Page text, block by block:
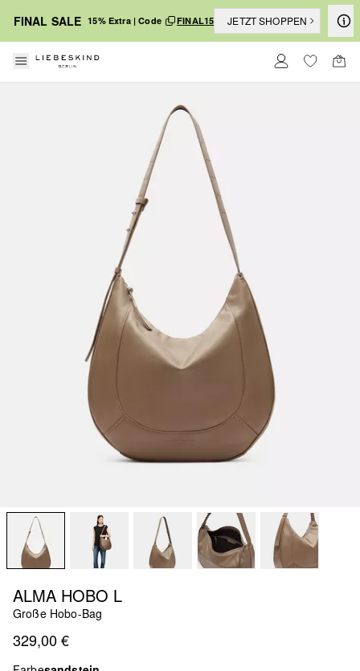
FINAL SALE 15% Extra | Code FINAL15 JETZT SHOPPEN
ALMA HOBO L
Große Hobo-Bag
329,00 €